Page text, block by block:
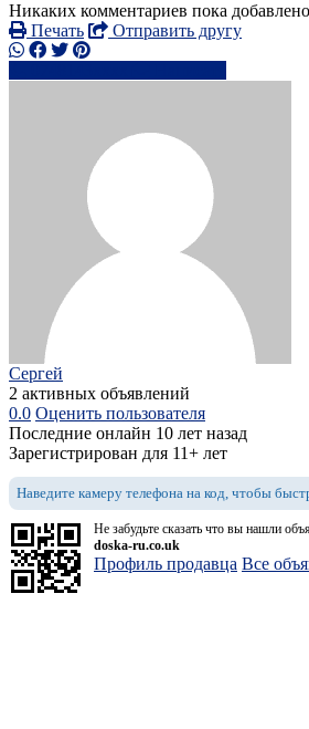
Никаких комментариев пока
Печать
Отправить другу
Сергей
2 активных объявлений
0.0 Оценить пользователя
Последние онлайн 10 лет назад
Зарегистрирован для 11+ лет
Наведите камеру телефона на код, чтобы
Не забудьте сказать что вы нашли
doska-ru.co.uk
Профиль продавца Все